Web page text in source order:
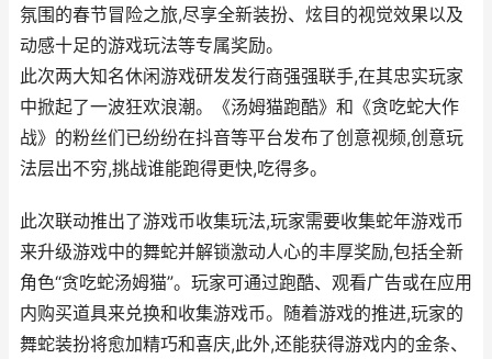
氛围的春节冒险之旅,尽享全新装扮、炫目的视觉效果以及
动感十足的游戏玩法等专属奖励。
此次两大知名休闲游戏研发发行商强强联手,在其忠实玩家
中掀起了一波狂欢浪潮。《汤姆猫跑酷》和《贪吃蛇大作
战》的粉丝们已纷纷在抖音等平台发布了创意视频,创意玩
法层出不穷,挑战谁能跑得更快,吃得多。
此次联动推出了游戏币收集玩法,玩家需要收集蛇年游戏币
来升级游戏中的舞蛇并解锁激动人心的丰厚奖励,包括全新
角色“贪吃蛇汤姆猫”。玩家可通过跑酷、观看广告或在应用
内购买道具来兑换和收集游戏币。随着游戏的推进,玩家的
舞蛇装扮将愈加精巧和喜庆,此外,还能获得游戏内的金条、